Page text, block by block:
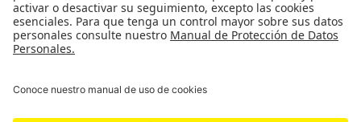
SÍGUENOS